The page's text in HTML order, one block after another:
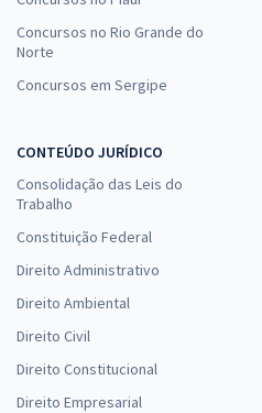
Concursos no Rio Grande do
Norte
Concursos em Sergipe
CONTEÚDO JURÍDICO
Consolidação das Leis do
Trabalho
Constituição Federal
Direito Administrativo
Direito Ambiental
Direito Civil
Direito Constitucional
Direito Empresarial